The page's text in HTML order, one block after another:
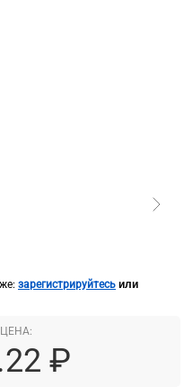
зарегистрируйтесь или
₽